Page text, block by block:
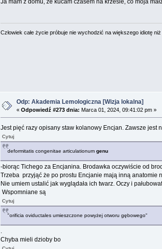
Ja mam z domu, że kucam czasem na krześle, co moja
Człowiek całe życie próbuje nie wychodzić na większego idiotę
Odp: Akademia Lemologiczna [Wizja lokalna]
« Odpowiedź #273 dnia: Marca 01, 2024, 09:41:02 pm »
Jest pięć razy opisany staw kolanowy Encjan. Zawsze jest
Cytuj
deformitatis congenitae articulationum genu
-biorąc Tichego za Encjanina. Brodawka oczywiście od
Trzeba przyjąć że po prostu Encjanie mają inną anatomie
Nie umiem ustalić jak wyglądała ich twarz. Oczy i
Wspomniane są
Cytuj
"orificia oviductales umieszczone powyżej otworu gębowego"
.
Chyba mieli dzioby bo